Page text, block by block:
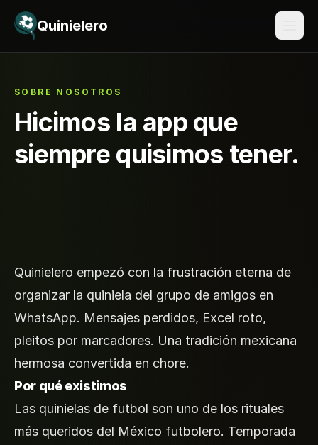
Saltar al contenido
Quinielero
SOBRE NOSOTROS
Hicimos la app que
siempre quisimos tener.
Quinielero empezó con la frustración eterna de
organizar la quiniela del grupo de amigos en
WhatsApp. Mensajes perdidos, Excel roto,
pleitos por marcadores. Una tradición mexicana
hermosa convertida en chore.
Por qué existimos
Las quinielas de futbol son uno de los rituales
más queridos del México futbolero. Temporada